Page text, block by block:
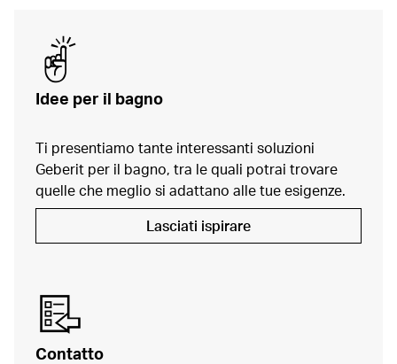
Idee per il bagno
Ti presentiamo tante interessanti soluzioni
Geberit per il bagno, tra le quali potrai trovare
quelle che meglio si adattano alle tue esigenze.
Lasciati ispirare
Contatto